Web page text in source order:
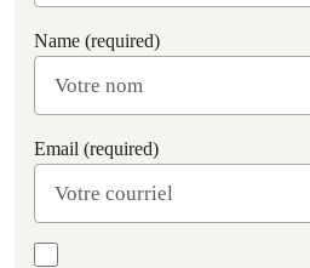
Name (required)
Email (required)